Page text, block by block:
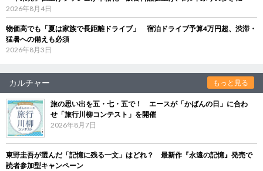
2026年8月4日
物価高でも「夏は家族で長距離ドライブ」 宿泊ドライブ予算4万円超、渋滞・
猛暑への備えも必須
2026年8月3日
カルチャー もっと見る
旅の思い出を五・七・五で！ エースが「かばんの日」に合わ
せ「旅行川柳コンテスト」を開催
2026年8月7日
東野圭吾が選んだ「記憶に残る一文」はどれ？ 最新作『永遠の記憶』発売で
読者参加型キャンペーン